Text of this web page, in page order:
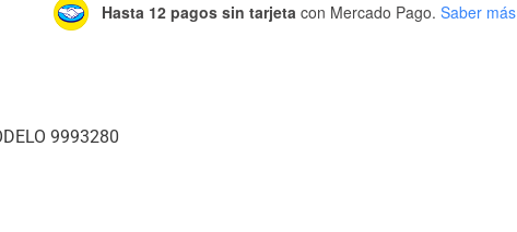
Hasta 12 pagos sin tarjeta con Mercado Pago. Saber más
9993280